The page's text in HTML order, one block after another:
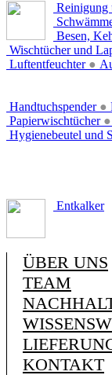
Reinigung
Besen,
Wischtücher und
Luftentfeuchter ●
Handtuchspender ●
Papierwischtücher ●
Hygienebeutel und
Entkalker
ÜBER UNS
TEAM
KONTAKT